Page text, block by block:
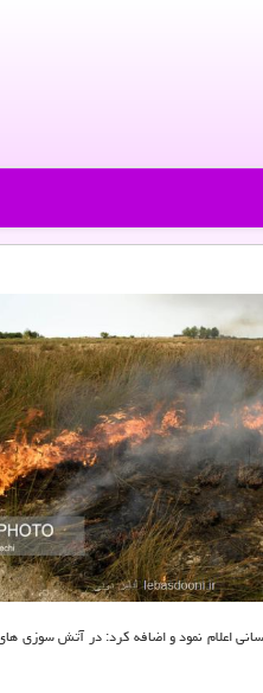
اعلام نمود و اضافه کرد: در آتش سوزی های